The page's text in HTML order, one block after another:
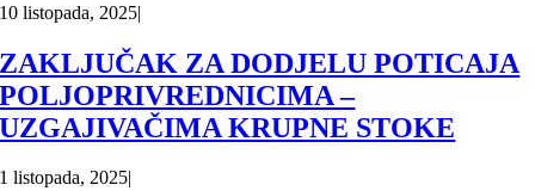
10 listopada, 2025|
ZAKLJUČAK ZA DODJELU POTICAJA
POLJOPRIVREDNICIMA –
UZGAJIVAČIMA KRUPNE STOKE
1 listopada, 2025|